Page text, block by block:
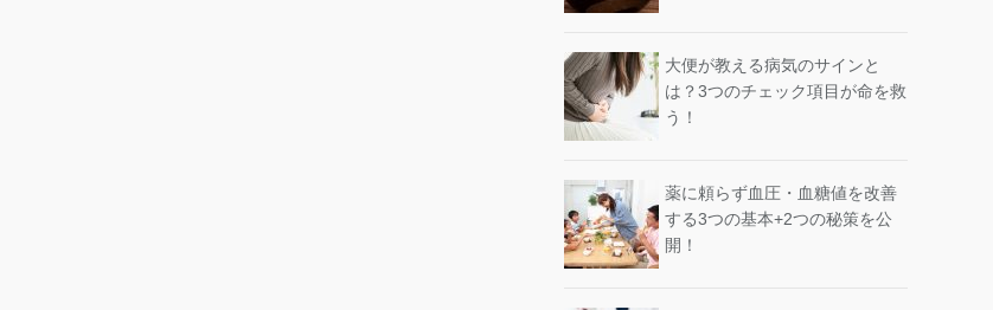
大便が教える病気のサインと
は？3つのチェック項目が命を救
う！
薬に頼らず血圧・血糖値を改善
する3つの基本+2つの秘策を公
開！